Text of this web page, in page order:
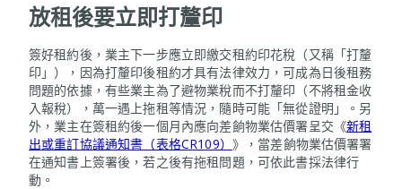
放租後要立即打釐印
簽好租約後，業主下一步應立即繳交租約印花稅（又稱「打釐
印」），因為打釐印後租約才具有法律效力，可成為日後租務
問題的依據，有些業主為了避物業稅而不打釐印（不將租金收
入報稅），萬一遇上拖租等情況，隨時可能「無從證明」。另
外，業主在簽租約後一個月內應向差餉物業估價署呈交《新租
出或重訂協議通知書（表格CR109） 》，當差餉物業估價署署
在通知書上簽署後，若之後有拖租問題，可依此書採法律行
動。